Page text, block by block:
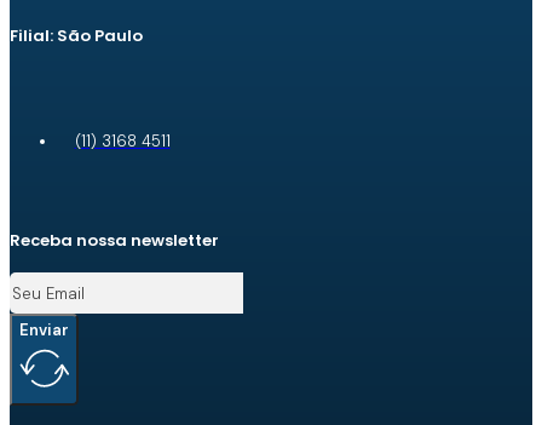
Filial: São Paulo
(11) 3168 4511
Receba nossa newsletter
Enviar